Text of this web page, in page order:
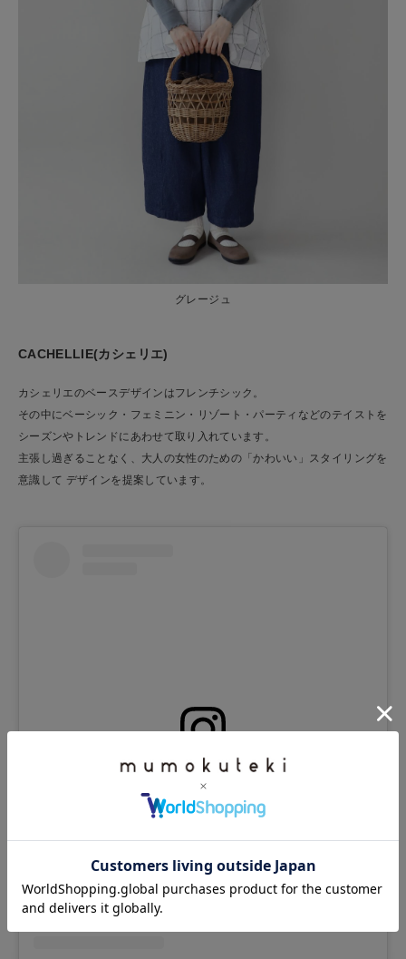
グレージュ
CACHELLIE(カシェリエ)
カシェリエのベースデザインはフレンチシック。
その中にベーシック・フェミニン・リゾート・パーティなどのテイストを
シーズンやトレンドにあわせて取り入れています。
主張し過ぎることなく、大人の女性のための「かわいい」スタイリングを
意識して デザインを提案しています。